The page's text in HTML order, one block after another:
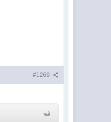
#1269